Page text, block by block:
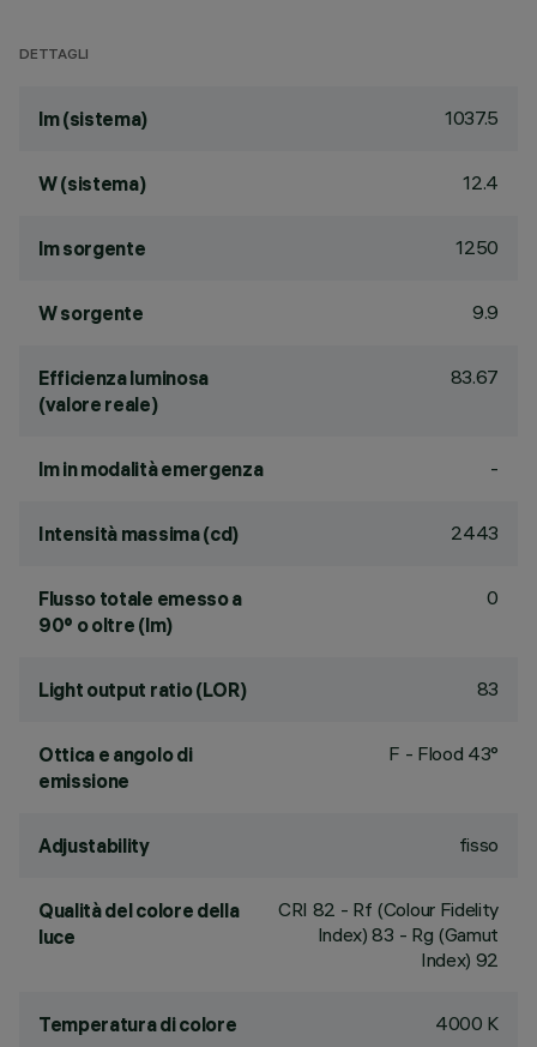
DETTAGLI
lm (sistema) 1037.5
W (sistema) 12.4
lm sorgente 1250
W sorgente 9.9
Efficienza luminosa
(valore reale)
83.67
lm in modalità emergenza -
Intensità massima (cd) 2443
Flusso totale emesso a
90° o oltre (lm)
0
Light output ratio (LOR) 83
Ottica e angolo di
emissione
F - Flood 43°
Adjustability fisso
Qualità del colore della
luce
CRI 82 - Rf (Colour Fidelity
Index) 83 - Rg (Gamut
Index) 92
Temperatura di colore 4000 K